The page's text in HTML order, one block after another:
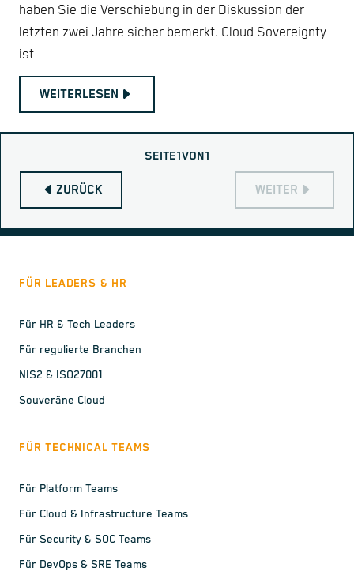
haben Sie die Verschiebung in der Diskussion der
letzten zwei Jahre sicher bemerkt. Cloud Sovereignty
ist
WEITERLESEN
ZURÜCK
SEITE1VON1
WEITER
FÜR LEADERS & HR
Für HR & Tech Leaders
Für regulierte Branchen
NIS2 & ISO27001
Souveräne Cloud
FÜR TECHNICAL TEAMS
Für Platform Teams
Für Cloud & Infrastructure Teams
Für Security & SOC Teams
Für DevOps & SRE Teams